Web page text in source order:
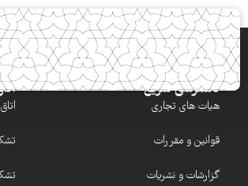
دسترسی سریع
هیات های تجاری
قوانین و مقررات
گزارشات و نشریات